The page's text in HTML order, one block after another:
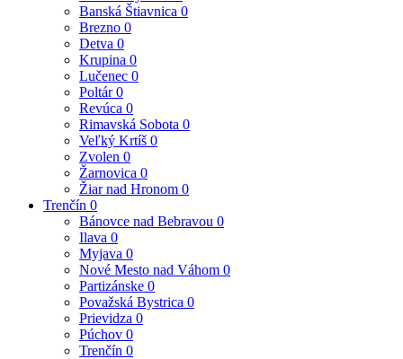
Banská Štiavnica 0
Brezno 0
Detva 0
Krupina 0
Lučenec 0
Poltár0
Revúca 0
Rimavská Sobota 0
Veľký Krtíš 0
Zvolen 0
Žarnovica 0
Žiar nad Hronom 0
Trenčín 0
Bánovce nad Bebravou 0
Ilava 0
Myjava 0
Nové Mesto nad Váhom 0
Partizánske 0
Považská Bystrica 0
Prievidza 0
Púchov 0
Trenčín 0